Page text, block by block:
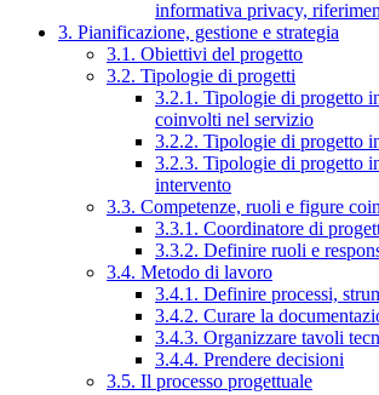
informativa privacy,
3. Pianificazione, gestione e strategia
3.1. Obiettivi del progetto
3.2. Tipologie di progetti
3.2.1. Tipologie di progetto
coinvolti nel servizio
3.2.2. Tipologie di progetto
3.2.3. Tipologie di progetto
intervento
3.3. Competenze, ruoli e figure
3.3.1. Coordinatore di
3.3.2. Definire ruoli e
3.4. Metodo di lavoro
3.4.1. Definire processi,
3.4.2. Curare la
3.4.3. Organizzare tavoli
3.4.4. Prendere decisioni
3.5. Il processo progettuale